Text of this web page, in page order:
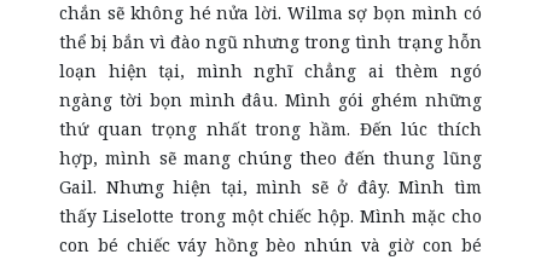
chắn sẽ không hé nửa lời. Wilma sợ bọn mình có
thể bị bắn vì đào ngũ nhưng trong tình trạng hỗn
loạn hiện tại, mình nghĩ chẳng ai thèm ngó
ngàng tời bọn mình đâu. Mình gói ghém những
thứ quan trọng nhất trong hầm. Đến lúc thích
hợp, mình sẽ mang chúng theo đến thung lũng
Gail. Nhưng hiện tại, mình sẽ ở đây. Mình tìm
thấy Liselotte trong một chiếc hộp. Mình mặc cho
con bé chiếc váy hồng bèo nhún và giờ con bé